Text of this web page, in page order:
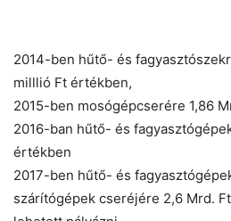
2014-ben hűtő- és
milllió Ft értékben,
2015-ben mosógépcserére 1,86
2016-ban hűtő- és
értékben
2017-ben hűtő- és
szárítógépek cseréjére 2,6 Mrd.